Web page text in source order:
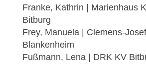
Franke, Kathrin | Marienhaus
Bitburg
Frey, Manuela | Clemens-
Blankenheim
Fußmann, Lena | DRK KV